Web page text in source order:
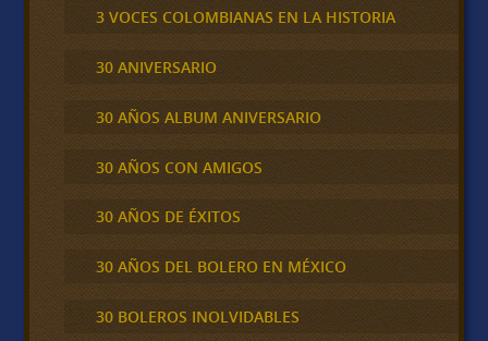
3 VOCES COLOMBIANAS EN LA HISTORIA
30 ANIVERSARIO
30 AÑOS ALBUM ANIVERSARIO
30 AÑOS CON AMIGOS
30 AÑOS DE ÉXITOS
30 AÑOS DEL BOLERO EN MÉXICO
30 BOLEROS INOLVIDABLES